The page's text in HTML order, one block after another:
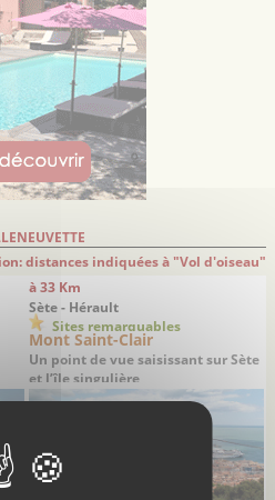
distances indiquées à "Vol d'oiseau"
à 33 Km
Sète - Hérault
Sites remarquables
Mont Saint-Clair
Un point de vue saisissant sur Sète
et l’île singulière